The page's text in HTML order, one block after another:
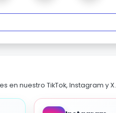
en nuestro TikTok, Instagram y X.